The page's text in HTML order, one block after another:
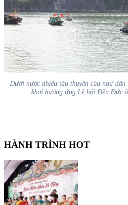
Dưới nước nhiều tàu thuyền của ngư
khơi hưởng ứng Lễ hội Đền Đức
HÀNH TRÌNH HOT